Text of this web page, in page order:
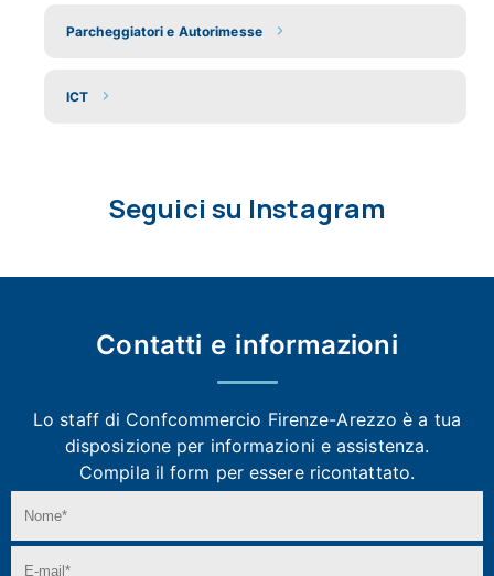
Parcheggiatori e Autorimesse
ICT
Seguici su Instagram
Contatti e informazioni
Lo staff di Confcommercio Firenze-Arezzoè a tua
disposizione per informazioni e assistenza.
Compila il form per essere ricontattato.